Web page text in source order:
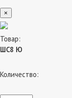
×
Товар:
ШС8 Ю
Количество: